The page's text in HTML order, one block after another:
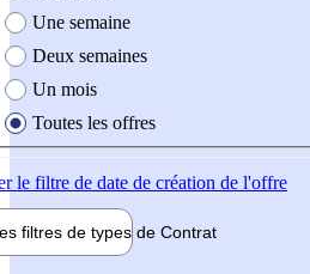
Une semaine
Deux semaines
Un mois
Toutes les offres
le filtre de date de création de l'offre
filtres de types de Contrat